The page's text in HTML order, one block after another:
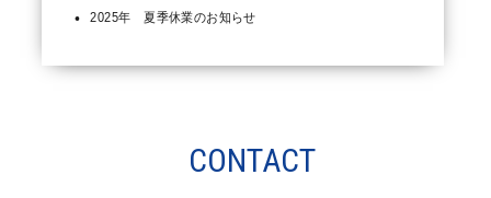
2025年 夏季休業のお知らせ
CONTACT